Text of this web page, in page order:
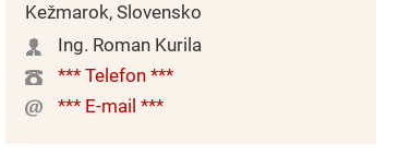
Kežmarok, Slovensko
Ing. Roman Kurila
*** Telefon ***
*** E-mail ***